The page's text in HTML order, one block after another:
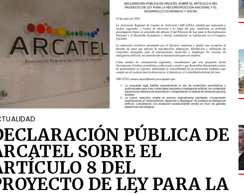
PÚBLICA DE
SOBRE EL
8 DEL
DE LEY PARA LA